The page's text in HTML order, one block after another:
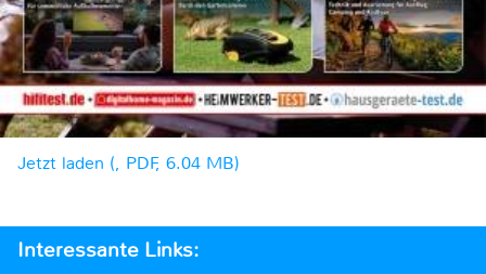
Jetzt laden (, PDF, 6.04 MB)
Interessante Links: